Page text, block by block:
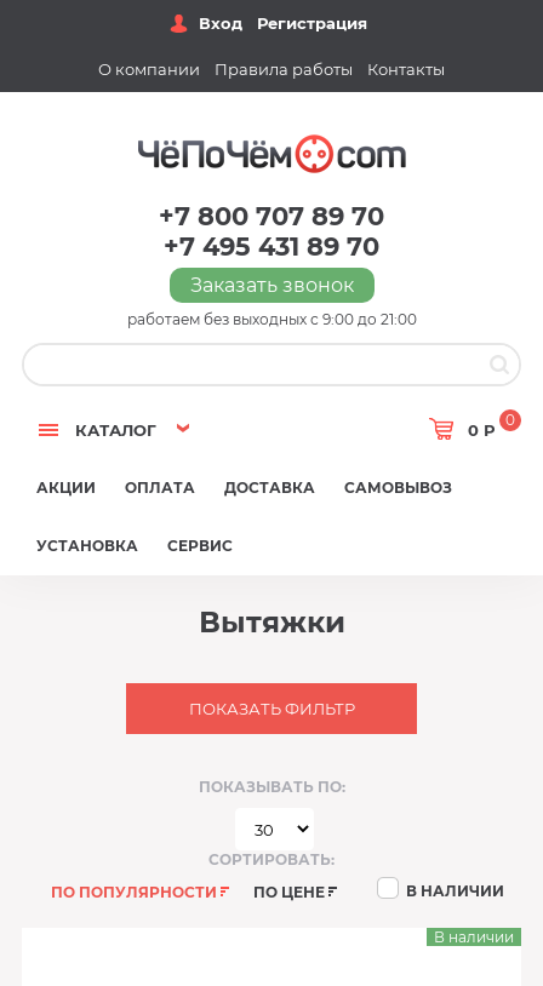
Вход Регистрация
О компании Правила работы Контакты
+7 800 707 89 70
+7 495 431 89 70
Заказать звонок
работаем без выходных с 9:00 до 21:00
КАТАЛОГ 0 Р
0
АКЦИИ ОПЛАТА ДОСТАВКА САМОВЫВОЗ
УСТАНОВКА СЕРВИС
Вытяжки
ПОКАЗАТЬ ФИЛЬТР
ПОКАЗЫВАТЬ ПО:
СОРТИРОВАТЬ:
ПО ПОПУЛЯРНОСТИ
ПО ЦЕНЕ В НАЛИЧИИ
В наличии